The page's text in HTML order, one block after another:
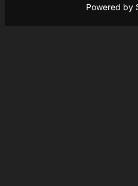
Powered by